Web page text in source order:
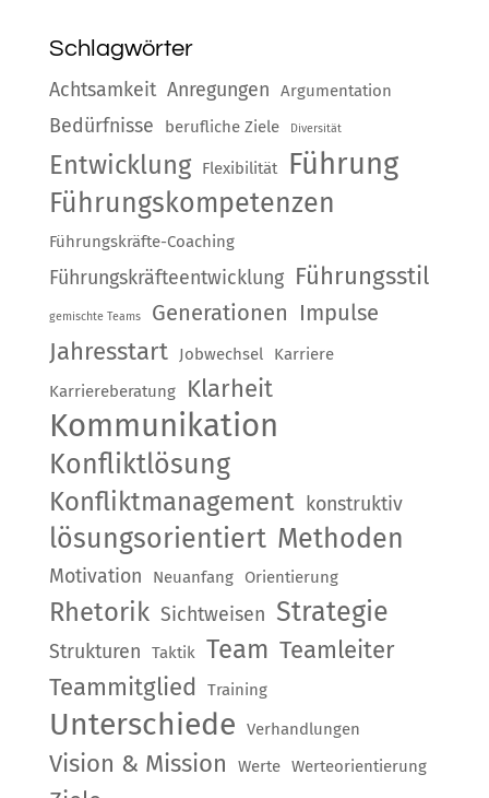
Schlagwörter
Achtsamkeit Anregungen Argumentation
Bedürfnisse berufliche Ziele Diversität
Entwicklung Flexibilität Führung
Führungskompetenzen
Führungskräfte-Coaching
Führungskräfteentwicklung Führungsstil
gemischte Teams Generationen Impulse
Jahresstart Jobwechsel
Karriere
Karriereberatung
Klarheit
Kommunikation
Konfliktlösung
Konfliktmanagement konstruktiv
lösungsorientiert Methoden
Motivation Neuanfang Orientierung
Rhetorik Sichtweisen Strategie
Strukturen Taktik Team Teamleiter
Teammitglied
Training
Unterschiede Verhandlungen
Vision & Mission Werte Werteorientierung